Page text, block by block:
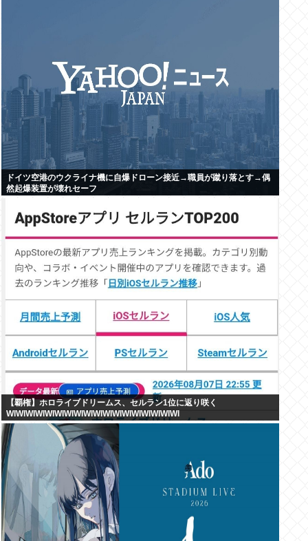
ドイツ空港のウクライナ機に自爆ドローン接近→職員が蹴り落とす→偶
然起爆装置が壊れセーフ
【覇権】ホロライブドリームス、セルラン1位に返り咲く
WIWIWIWIWIWIWIWIWIWIWIWIWIWIWIWIWIWI